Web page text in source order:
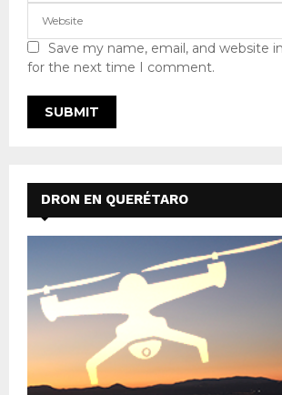
Save my name, email, and website
for the next time I comment.
DRON EN QUERÉTARO